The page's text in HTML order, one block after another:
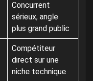
Concurrent
sérieux, angle
plus grand public
Compétiteur
direct sur une
niche technique